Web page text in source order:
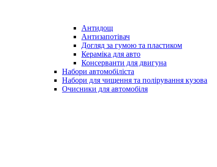
Антидощ
Антизапотівач
Догляд за гумою та пластиком
Кераміка для авто
Консерванти для двигуна
Набори автомобіліста
Набори для чищення та полірування кузова
Очисники для автомобіля